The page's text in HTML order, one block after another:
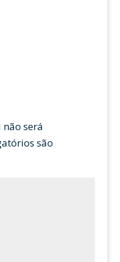
não será
são